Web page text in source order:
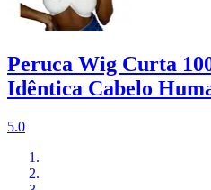
Peruca Wig Curta
Idêntica Cabelo
5.0